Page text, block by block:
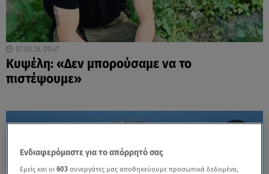
07.08.26, 09:47
Κυψέλη: «Δεν μπορούσαμε να το
πιστέψουμε»
Ενδιαφερόμαστε για το απόρρητό σας
Εμείς και οι603 συνεργάτες μας αποθηκεύουμε προσωπικά δεδομένα,